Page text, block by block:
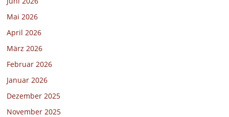
Mai 2026
April 2026
März 2026
Februar 2026
Januar 2026
Dezember 2025
November 2025